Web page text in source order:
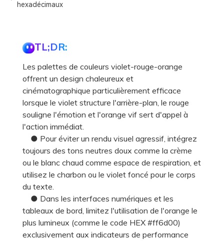
hexadécimaux
TL;DR:
Les palettes de couleurs violet-rouge-orange
offrent un design chaleureux et
cinématographique particulièrement efficace
lorsque le violet structure l'arrière-plan, le rouge
souligne l'émotion et l'orange vif sert d'appel à
l'action immédiat.
● Pour éviter un rendu visuel agressif, intégrez
toujours des tons neutres doux comme la crème
ou le blanc chaud comme espace de respiration, et
utilisez le charbon ou le violet foncé pour le corps
du texte.
● Dans les interfaces numériques et les
tableaux de bord, limitez l'utilisation de l'orange le
plus lumineux (comme le code HEX #ff6d00)
exclusivement aux indicateurs de performance